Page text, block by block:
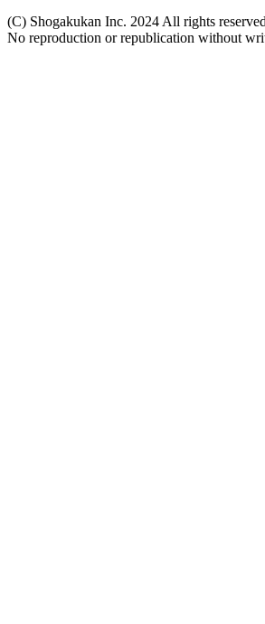
(C) Shogakukan Inc. 2024 All rights
No reproduction or republication without